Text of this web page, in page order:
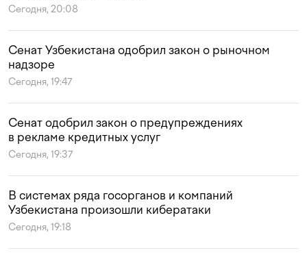
Сегодня, 20:08
Сенат Узбекистана одобрил закон о рыночном
надзоре
Сегодня, 19:47
Сенат одобрил закон о предупреждениях
в рекламе кредитных услуг
Сегодня, 19:37
В системах ряда госорганов и компаний
Узбекистана произошли кибератаки
Сегодня, 19:18